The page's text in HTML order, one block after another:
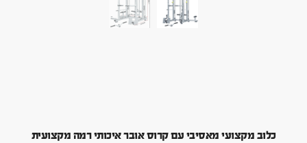
כלוב מקצועי מאסיבי עם קרוס אובר איכותי רמה מקצועית